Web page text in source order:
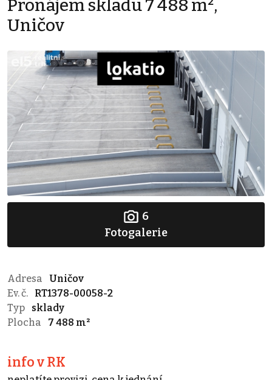
Pronájem skladu 7 488 m²,
Uničov
6
Fotogalerie
Adresa
Uničov
Ev. č.
RT1378-00058-2
Typ
sklady
Plocha
7 488 m²
info v RK